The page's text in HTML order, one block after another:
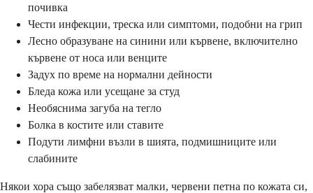
почивка
Чести инфекции, треска или симптоми, подобни на грип
Лесно образуване на синини или кървене, включително
кървене от носа или венците
Задух по време на нормални дейности
Бледа кожа или усещане за студ
Необяснима загуба на тегло
Болка в костите или ставите
Подути лимфни възли в шията, подмишниците или
слабините
Някои хора също забелязват малки, червени петна по кожата си,